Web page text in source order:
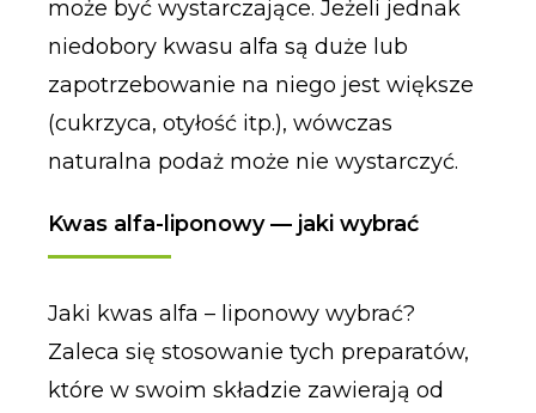
może być wystarczające. Jeżeli jednak
niedobory kwasu alfa są duże lub
zapotrzebowanie na niego jest większe
(cukrzyca, otyłość itp.), wówczas
naturalna podaż może nie wystarczyć.
Kwas alfa-liponowy — jaki wybrać
Jaki kwas alfa – liponowy wybrać?
Zaleca się stosowanie tych preparatów,
które w swoim składzie zawierają od